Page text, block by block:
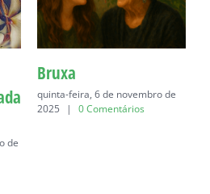
de
Bruxa
quinta-feira, 6 de novembro de
2025
| 0 Comentários